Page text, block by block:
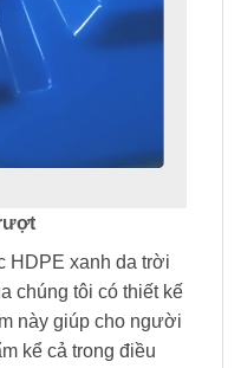
HDPE xanh da trời
chúng tôi có thiết kế
này giúp cho người
kể cả trong điều